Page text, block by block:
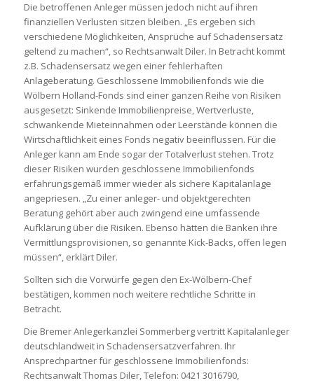
Die betroffenen Anleger müssen jedoch nicht auf ihren
finanziellen Verlusten sitzen bleiben. „Es ergeben sich
verschiedene Möglichkeiten, Ansprüche auf Schadensersatz
geltend zu machen“, so Rechtsanwalt Diler. In Betracht kommt
z.B. Schadensersatz wegen einer fehlerhaften
Anlageberatung. Geschlossene Immobilienfonds wie die
Wölbern Holland-Fonds sind einer ganzen Reihe von Risiken
ausgesetzt: Sinkende Immobilienpreise, Wertverluste,
schwankende Mieteinnahmen oder Leerstände können die
Wirtschaftlichkeit eines Fonds negativ beeinflussen. Für die
Anleger kann am Ende sogar der Totalverlust stehen. Trotz
dieser Risiken wurden geschlossene Immobilienfonds
erfahrungsgemäß immer wieder als sichere Kapitalanlage
angepriesen. „Zu einer anleger- und objektgerechten
Beratung gehört aber auch zwingend eine umfassende
Aufklärung über die Risiken. Ebenso hätten die Banken ihre
Vermittlungsprovisionen, so genannte Kick-Backs, offen legen
müssen“, erklärt Diler.
Sollten sich die Vorwürfe gegen den Ex-Wölbern-Chef
bestätigen, kommen noch weitere rechtliche Schritte in
Betracht.
Die Bremer Anlegerkanzlei Sommerberg vertritt Kapitalanleger
deutschlandweit in Schadensersatzverfahren. Ihr
Ansprechpartner für geschlossene Immobilienfonds:
Rechtsanwalt Thomas Diler, Telefon: 0421 3016790,